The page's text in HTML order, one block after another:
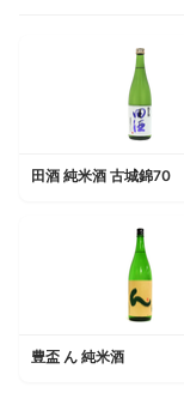
田酒 純米酒 古城錦70
豊盃 ん 純米酒